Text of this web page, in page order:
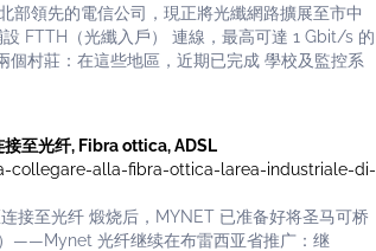
部領先的電信公司，現正將光纖網路擴展至市中
FTTH（光纖入戶） 連線，最高可達 1 Gbit/s 的
村莊：在這些地區，近期已完成 學校及監控系
至光纤, Fibra ottica, ADSL
alla-fibra-ottica-larea-industriale-di-
接至光纤 煅烧后，MYNET 已准备好将圣马可桥
——Mynet 光纤继续在布雷西亚省推广：继